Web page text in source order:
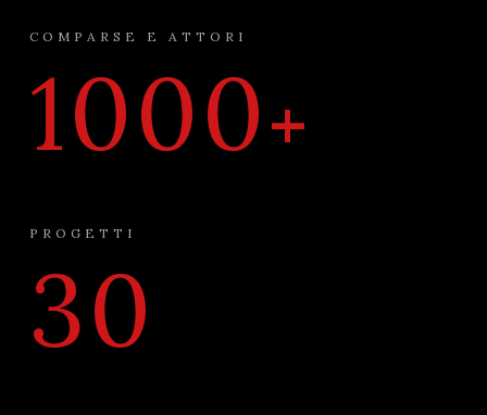
COMPARSE E ATTORI
1000+
PROGETTI
30